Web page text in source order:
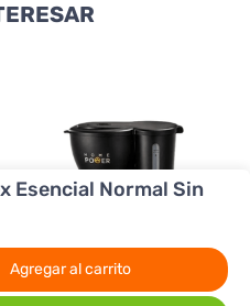
Esencial Normal Sin
Agregar al carrito